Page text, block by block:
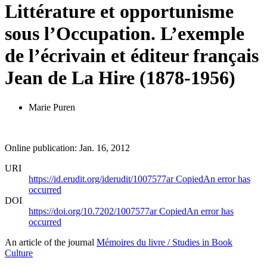
Littérature et opportunisme
sous l’Occupation. L’exemple
de l’écrivain et éditeur français
Jean de La Hire (1878-1956)
Marie Puren
Online publication: Jan. 16, 2012
URI
https://id.erudit.org/iderudit/1007577arCopiedAn error has
occurred
DOI
https://doi.org/10.7202/1007577arCopiedAn error has
occurred
An article of the journal Mémoires du livre / Studies in Book
Culture